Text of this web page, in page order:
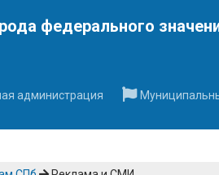
федерального
администрация